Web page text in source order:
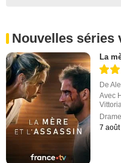
Nouvelles séries
La
De
Avec
Drame
7